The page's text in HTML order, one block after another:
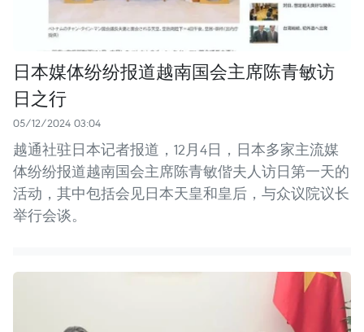
日本媒体纷纷报道越南国会主席陈青敏访
日之行
05/12/2024 03:04
越通社驻日本记者报道，12月4日，日本多家主流媒
体纷纷报道越南国会主席陈青敏偕夫人访日第一天的
活动，其中包括会见日本天皇和皇后，与众议院议长
举行会谈。